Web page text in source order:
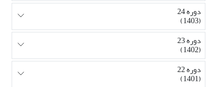
دوره 24
(1403)
دوره 23
(1402)
دوره 22
(1401)